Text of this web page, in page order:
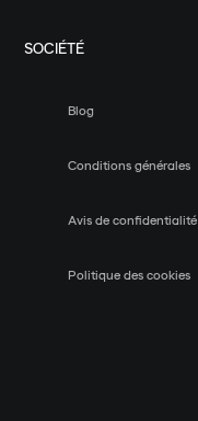
SOCIÉTÉ
Blog
Conditions générales
Avis de confidentialité
Politique des cookies